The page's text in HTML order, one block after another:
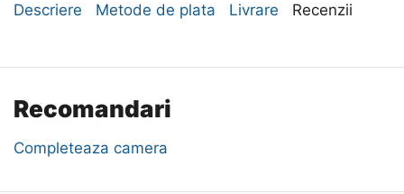
Descriere Metode de plata Livrare Recenzii
Recomandari
Completeaza camera